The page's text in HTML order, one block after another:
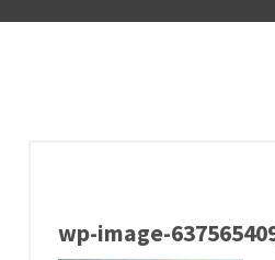
wp-image-